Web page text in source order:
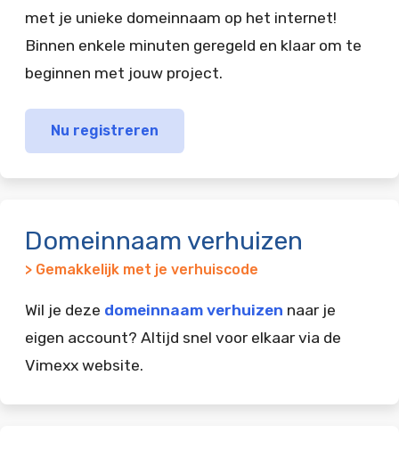
met je unieke domeinnaam op het internet!
Binnen enkele minuten geregeld en klaar om te
beginnen met jouw project.
Nu registreren
Domeinnaam verhuizen
> Gemakkelijk met je verhuiscode
Wil je deze domeinnaam verhuizen naar je
eigen account? Altijd snel voor elkaar via de
Vimexx website.